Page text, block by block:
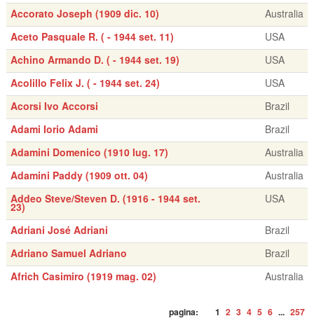
Accorato Joseph (1909 dic. 10)
Australia
Aceto Pasquale R. ( - 1944 set. 11)
USA
Achino Armando D. ( - 1944 set. 19)
USA
Acolillo Felix J. ( - 1944 set. 24)
USA
Acorsi Ivo Accorsi
Brazil
Adami Iorio Adami
Brazil
Adamini Domenico (1910 lug. 17)
Australia
Adamini Paddy (1909 ott. 04)
Australia
Addeo Steve/Steven D. (1916 - 1944 set.
23)
USA
Adriani José Adriani
Brazil
Adriano Samuel Adriano
Brazil
Africh Casimiro (1919 mag. 02)
Australia
pagina: 1 2 3 4 5 6 ... 257